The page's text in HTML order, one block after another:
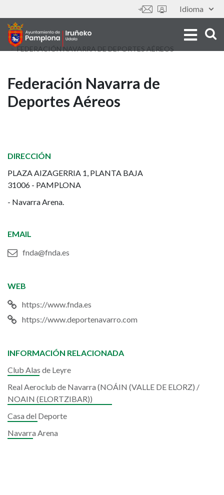
au
contenu
principal
Idioma
Outils
FEDERACIÓN NAVARRA DE DEPORTES AÉREOS
Federación
Navarra
Deportes
Aéreos
Federación Navarra de
Deportes Aéreos
DIRECCIÓN
PLAZA AIZAGERRIA 1, PLANTA BAJA
31006 - PAMPLONA
- Navarra Arena.
EMAIL
fnda@fnda.es
WEB
https://www.fnda.es
https://www.deportenavarro.com
INFORMACIÓN RELACIONADA
Club Alas de Leyre
Real Aeroclub de Navarra (NOÁIN (VALLE DE ELORZ) /
NOAIN (ELORTZIBAR))
Casa del Deporte
Navarra Arena